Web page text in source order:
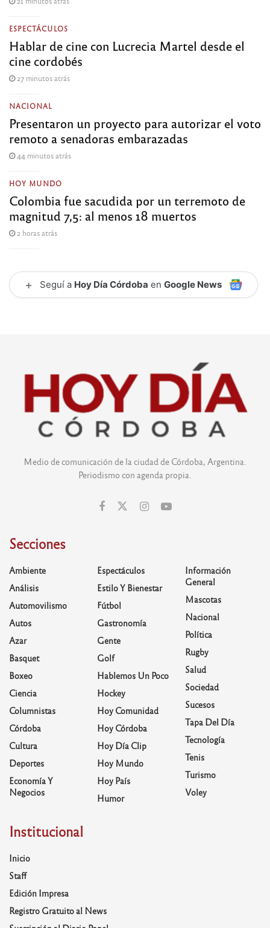
ESPECTÁCULOS
Hablar de cine con Lucrecia Martel desde el
cine cordobés
27 minutos atrás
NACIONAL
Presentaron un proyecto para autorizar el voto
remoto a senadoras embarazadas
44 minutos atrás
HOY MUNDO
Colombia fue sacudida por un terremoto de
magnitud 7,5: al menos 18 muertos
2 horas atrás
+ Seguí a Hoy Día Córdoba en Google News
Medio de comunicación de la ciudad de Córdoba, Argentina.
Periodismo con agenda propia.
Secciones
Ambiente
Análisis
Automovilismo
Autos
Azar
Basquet
Boxeo
Ciencia
Columnistas
Córdoba
Cultura
Deportes
Economía Y
Negocios
Espectáculos
Estilo Y Bienestar
Fútbol
Gastronomía
Gente
Golf
Hablemos Un Poco
Hockey
Hoy Comunidad
Hoy Córdoba
Hoy Día Clip
Hoy Mundo
Hoy País
Humor
Información
General
Mascotas
Nacional
Política
Rugby
Salud
Sociedad
Sucesos
Tapa Del Día
Tecnología
Tenis
Turismo
Voley
Institucional
Inicio
Staff
Edición Impresa
Registro Gratuito al News